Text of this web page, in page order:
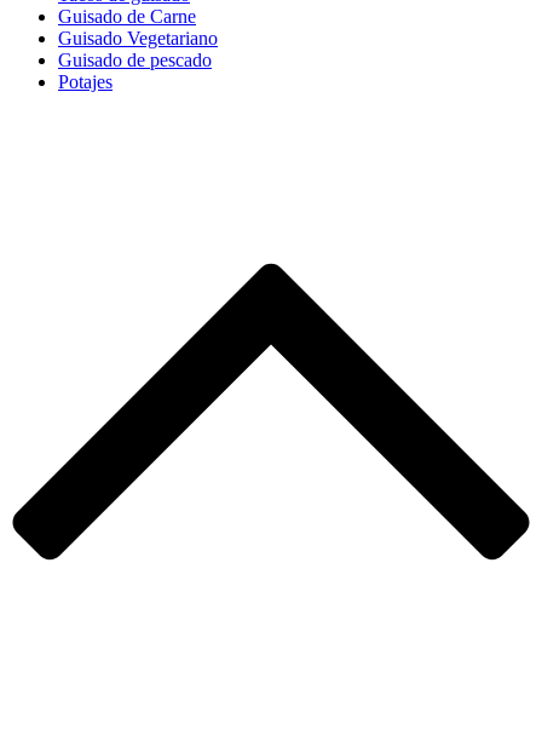
Guisado de Carne
Guisado Vegetariano
Guisado de pescado
Potajes